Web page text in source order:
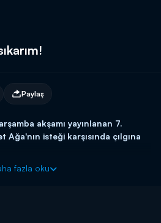
Paylaş
akşamı yayınlanan 7.
isteği karşısında çılgına
çarşamba akşamı 20.00'de
fazla oku